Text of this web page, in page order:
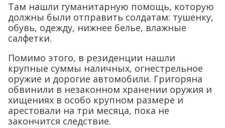
Там нашли гуманитарную помощь, которую
должны были отправить солдатам: тушенку,
обувь, одежду, нижнее белье, влажные
салфетки.
Помимо этого, в резиденции нашли
крупные суммы наличных, огнестрельное
оружие и дорогие автомобили. Григоряна
обвинили в незаконном хранении оружия и
хищениях в особо крупном размере и
арестовали на три месяца, пока не
закончится следствие.